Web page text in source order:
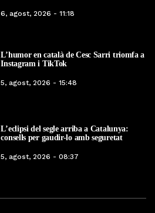
6, agost, 2026 - 11:18
L’humor en català de Cesc Sarri triomfa a
Instagram i TikTok
5, agost, 2026 - 15:48
L’eclipsi del segle arriba a Catalunya:
consells per gaudir-lo amb seguretat
5, agost, 2026 - 08:37